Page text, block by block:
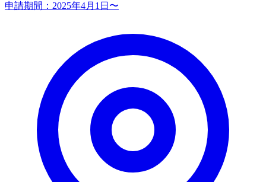
申請期間： 2025年4月1日〜